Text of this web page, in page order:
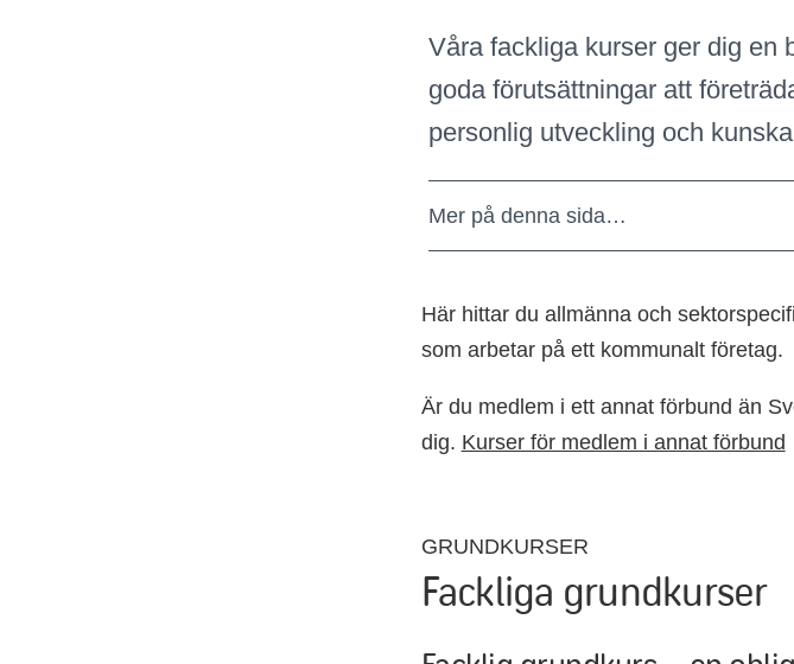
Våra fackliga kurser ger dig en
goda förutsättningar att
personlig utveckling och
Mer på denna sida…
Här hittar du allmänna och
som arbetar på ett kommunalt företag.
Är du medlem i ett annat förbund än
dig. Kurser för medlem i annat förbund
GRUNDKURSER
Fackliga grundkurser